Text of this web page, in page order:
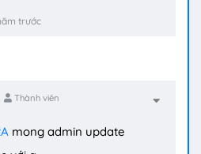
trước
Thành viên
mong admin update